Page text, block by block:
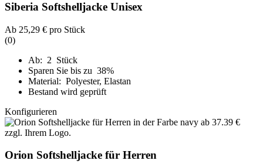
Siberia Softshelljacke Unisex
Ab 25,29 € pro Stück
(0)
Ab: 2 Stück
Sparen Sie bis zu 38%
Material: Polyester, Elastan
Bestand wird geprüft
Konfigurieren
Orion Softshelljacke für Herren